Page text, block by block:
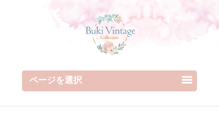
ページを選択